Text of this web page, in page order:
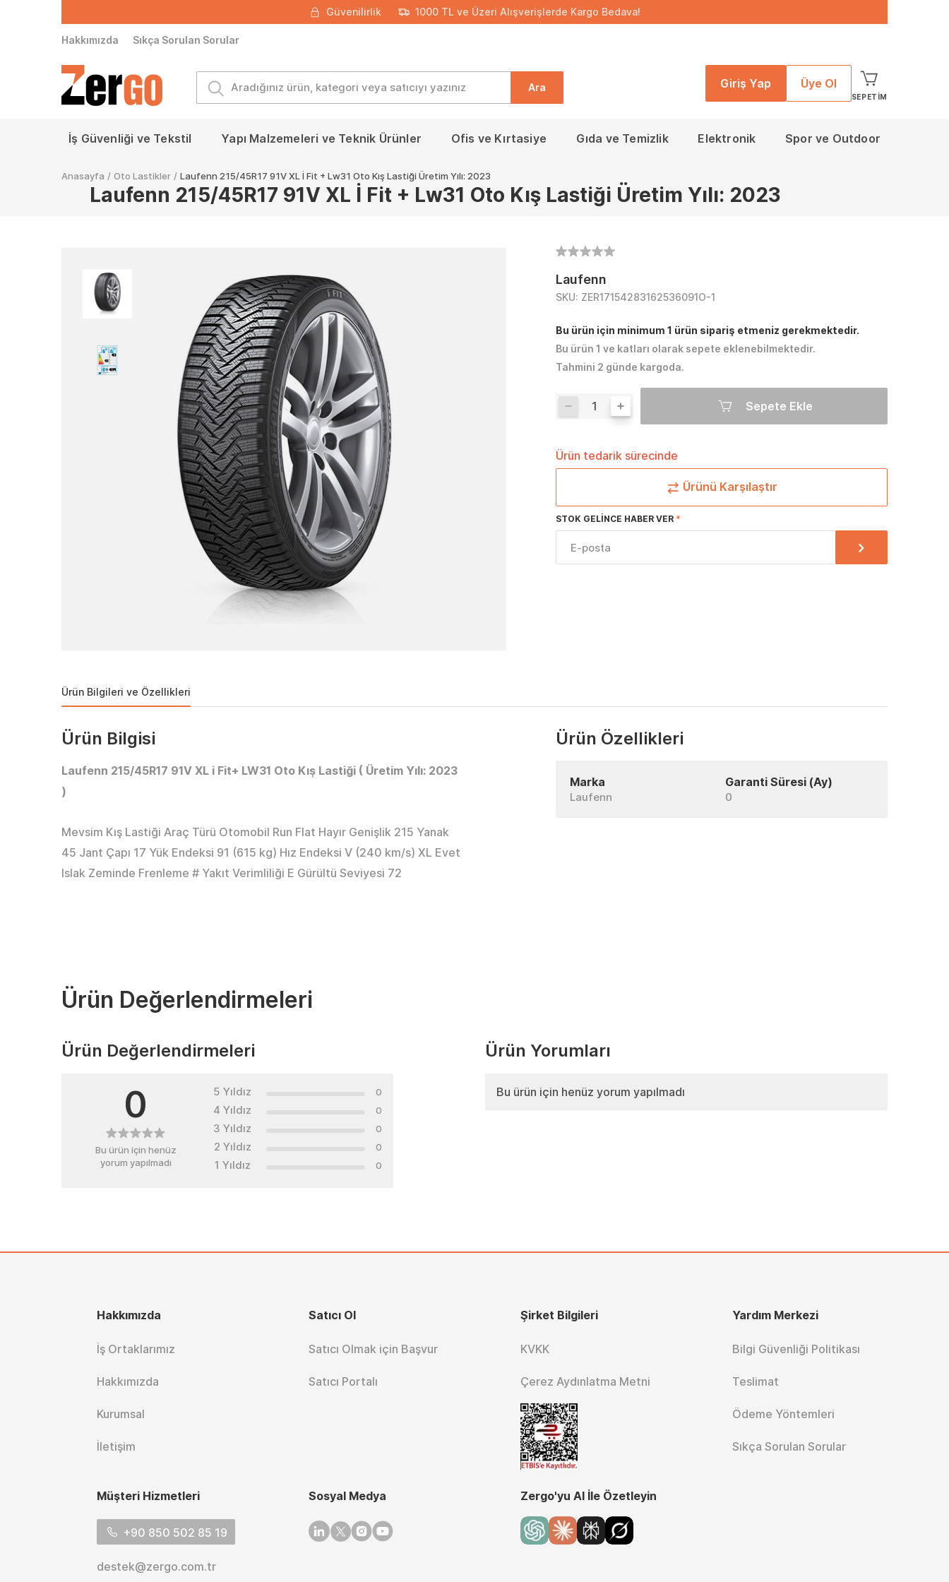
Güvenilirlik 1000 TL ve Üzeri Alışverişlerde Kargo Bedava!
Hakkımızda Sıkça Sorulan Sorular
Ara Giriş Yap Üye Ol
SEPETIM
İş Güvenliği ve Tekstil Yapı Malzemeleri ve Teknik Ürünler Ofis ve Kırtasiye Gıda ve Temizlik Elektronik Spor ve Outdoor
Anasayfa / Oto Lastikler / Laufenn 215/45R17 91V XL İ Fit + Lw31 Oto Kış Lastiği Üretim Yılı: 2023
Laufenn 215/45R17 91V XL İ Fit + Lw31 Oto Kış Lastiği Üretim Yılı: 2023
Laufenn
SKU: ZER17154283162536091O-1
Bu ürün için minimum 1 ürün sipariş etmeniz gerekmektedir.
Bu ürün 1 ve katları olarak sepete eklenebilmektedir.
Tahmini 2 günde kargoda.
Sepete Ekle
Ürün tedarik sürecinde
Ürünü Karşılaştır
STOK GELINCE HABER VER
Ürün Bilgileri ve Özellikleri
Ürün Bilgisi
Laufenn 215/45R17 91V XL i Fit+ LW31 Oto Kış Lastiği ( Üretim Yılı: 2023
)
Mevsim Kış Lastiği Araç Türü Otomobil Run Flat Hayır Genişlik 215 Yanak
45 Jant Çapı 17 Yük Endeksi 91 (615 kg) Hız Endeksi V (240 km/s) XL Evet
Islak Zeminde Frenleme # Yakıt Verimliliği E Gürültü Seviyesi 72
Ürün Özellikleri
Marka
Laufenn
Garanti Süresi (Ay)
0
Ürün Değerlendirmeleri
Ürün Değerlendirmeleri
0
Bu ürün için henüz
yorum yapılmadı
5 Yıldız 0
4 Yıldız 0
3 Yıldız 0
2 Yıldız 0
1 Yıldız 0
Ürün Yorumları
Bu ürün için henüz yorum yapılmadı
Hakkımızda
İş Ortaklarımız
Hakkımızda
Kurumsal
İletişim
Satıcı Ol
Satıcı Olmak için Başvur
Satıcı Portalı
Şirket Bilgileri
KVKK
Çerez Aydınlatma Metni
Yardım Merkezi
Bilgi Güvenliği Politikası
Teslimat
Ödeme Yöntemleri
Sıkça Sorulan Sorular
Müşteri Hizmetleri
+90 850 502 85 19
destek@zergo.com.tr
Sosyal Medya
Linkedin
TwitterInstagram
Youtube
Zergo'yu AI İle Özetleyin